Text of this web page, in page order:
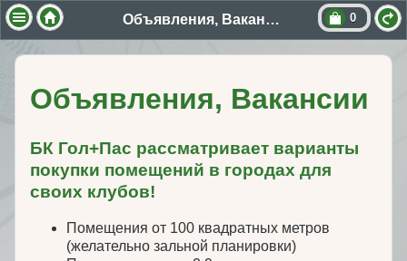
Объявления, Вакансии 0
Объявления, Вакансии
БК Гол+Пас рассматривает варианты
покупки помещений в городах для
своих клубов!
Помещения от 100 квадратных метров
(желательно зальной планировки)